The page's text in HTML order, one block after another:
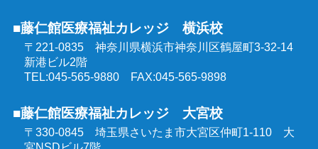
喀痰吸引等研修
医療的ケア教員講習会
埼玉県委託 公共職業訓練
ケアマネジャー受験対策講座（オンラインコース）
社会福祉士受験対策講座（オンラインコース）
精神保健福祉士受験対策講座（オンラインコース）
■藤仁館医療福祉カレッジ 横浜校
〒221-0835 神奈川県横浜市神奈川区鶴屋町3-32-14
新港ビル2階
TEL:045-565-9880 FAX:045-565-9898
■藤仁館医療福祉カレッジ 大宮校
〒330-0845 埼玉県さいたま市大宮区仲町1-110 大